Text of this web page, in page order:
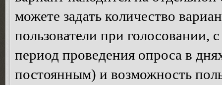
можете задать количество
пользователи при
период проведения опроса в
постоянным) и возможность